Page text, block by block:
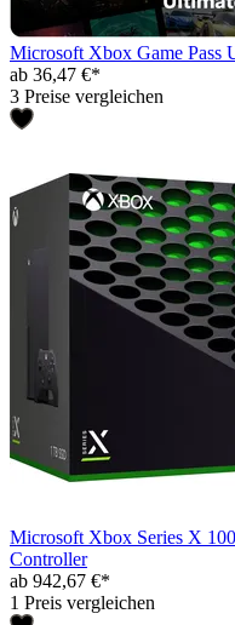
Microsoft Xbox Game Pass
ab 36,47 €*
3 Preise vergleichen
Microsoft Xbox Series X
Controller
ab 942,67 €*
1 Preis vergleichen